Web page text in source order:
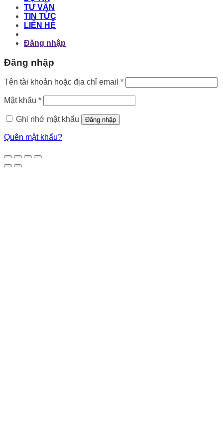
TƯ VẤN
TIN TỨC
LIÊN HỆ
Đăng nhập
Đăng nhập
Tên tài khoản hoặc địa chỉ email *Bắt
buộc
Mật khẩu *Bắt
buộc
Ghi nhớ mật khẩu
Đăng nhập
Quên mật khẩu?